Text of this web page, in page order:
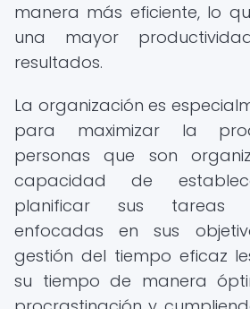
manera más eficiente, lo
una mayor
resultados.
La organización es
para maximizar la
personas que son
capacidad de
planificar sus tareas
enfocadas en sus
gestión del tiempo eficaz
su tiempo de manera